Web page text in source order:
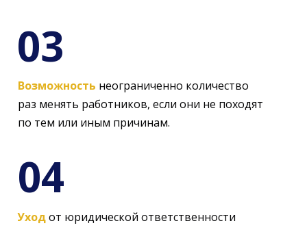
Возможность неограниченно количество
раз менять работников, если они не походят
по тем или иным причинам.
Уходот юридической ответственности
04
03